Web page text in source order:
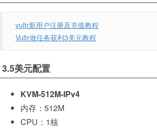
vultr新用户注册及充值教程
Vultr做任务获利3美元教程
3.5美元配置
KVM-512M-IPv4
内存：512M
CPU：1核